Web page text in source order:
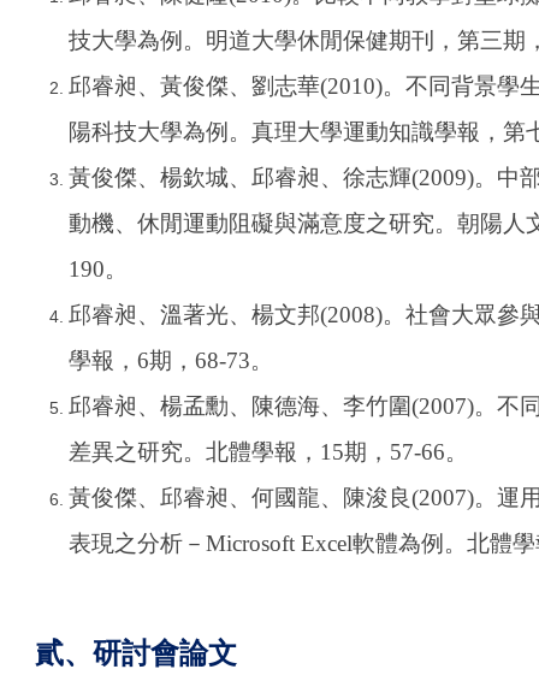
技大學為例。明道大學休閒保健期刊，第三期
邱睿昶、黃俊傑、劉志華(2010)。不同背景學
陽科技大學為例。真理大學運動知識學報，第
黃俊傑、楊欽城、邱睿昶、徐志輝(2009)。中
動機、休閒運動阻礙與滿意度之研究。朝陽人
190。
邱睿昶、溫著光、楊文邦(2008)。社會大眾參
學報，6期，68-73。
邱睿昶、楊孟勳、陳德海、李竹圍(2007)。不
差異之研究。北體學報，15期，57-66。
黃俊傑、邱睿昶、何國龍、陳浚良(2007)。運
表現之分析－Microsoft Excel軟體為例。北體
貳、研討會論文